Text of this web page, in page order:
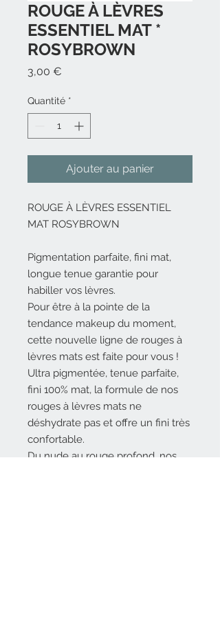
ROUGE À LÈVRES
ESSENTIEL MAT *
ROSYBROWN
3,00 €
Quantité *
Ajouter au panier
ROUGE À LÈVRES ESSENTIEL
MAT ROSYBROWN
Pigmentation parfaite, fini mat,
longue tenue garantie pour
habiller vos lèvres.
Pour être à la pointe de la
tendance makeup du moment,
cette nouvelle ligne de rouges à
lèvres mats est faite pour vous !
Ultra pigmentée, tenue parfaite,
fini 100% mat, la formule de nos
rouges à lèvres mats ne
déshydrate pas et offre un fini très
confortable.
Du nude au rouge profond, nos